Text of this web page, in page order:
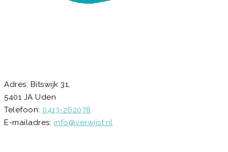
Adres: Bitswijk 31,
5401 JA Uden
Telefoon: 0413-262078
E-mailadres: info@verwijst.nl